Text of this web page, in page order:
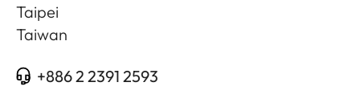
Taipei
Taiwan
+886 2 2391 2593